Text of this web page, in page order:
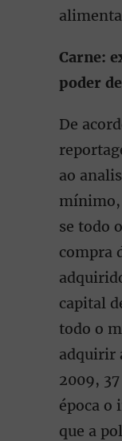
Carne:
poder
De
ao
mínimo,
se todo
compra
capital
todo o
adquirir
2009,
época o
que a